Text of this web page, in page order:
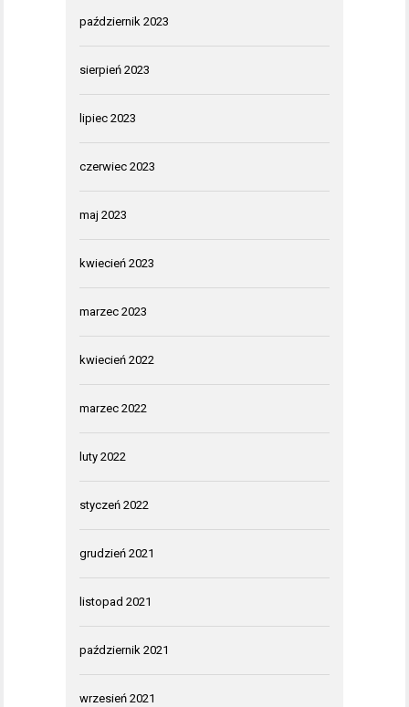
październik 2023
sierpień 2023
lipiec 2023
czerwiec 2023
maj 2023
kwiecień 2023
marzec 2023
kwiecień 2022
marzec 2022
luty 2022
styczeń 2022
grudzień 2021
listopad 2021
październik 2021
wrzesień 2021